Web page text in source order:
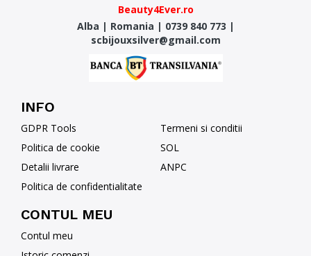
Beauty4Ever.ro
Alba | Romania | 0739 840 773 |
scbijouxsilver@gmail.com
INFO
GDPR Tools
Politica de cookie
Detalii livrare
Politica de confidentialitate
Termeni si conditii
SOL
ANPC
CONTUL MEU
Contul meu